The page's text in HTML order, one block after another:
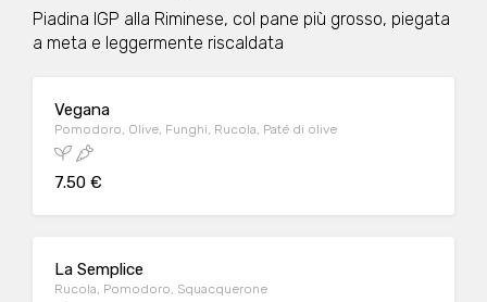
Piadina IGP alla Riminese, col pane più grosso, piegata
a meta e leggermente riscaldata
Vegana
Pomodoro, Olive, Funghi, Rucola, Paté di olive
7.50 €
La Semplice
Rucola, Pomodoro, Squacquerone